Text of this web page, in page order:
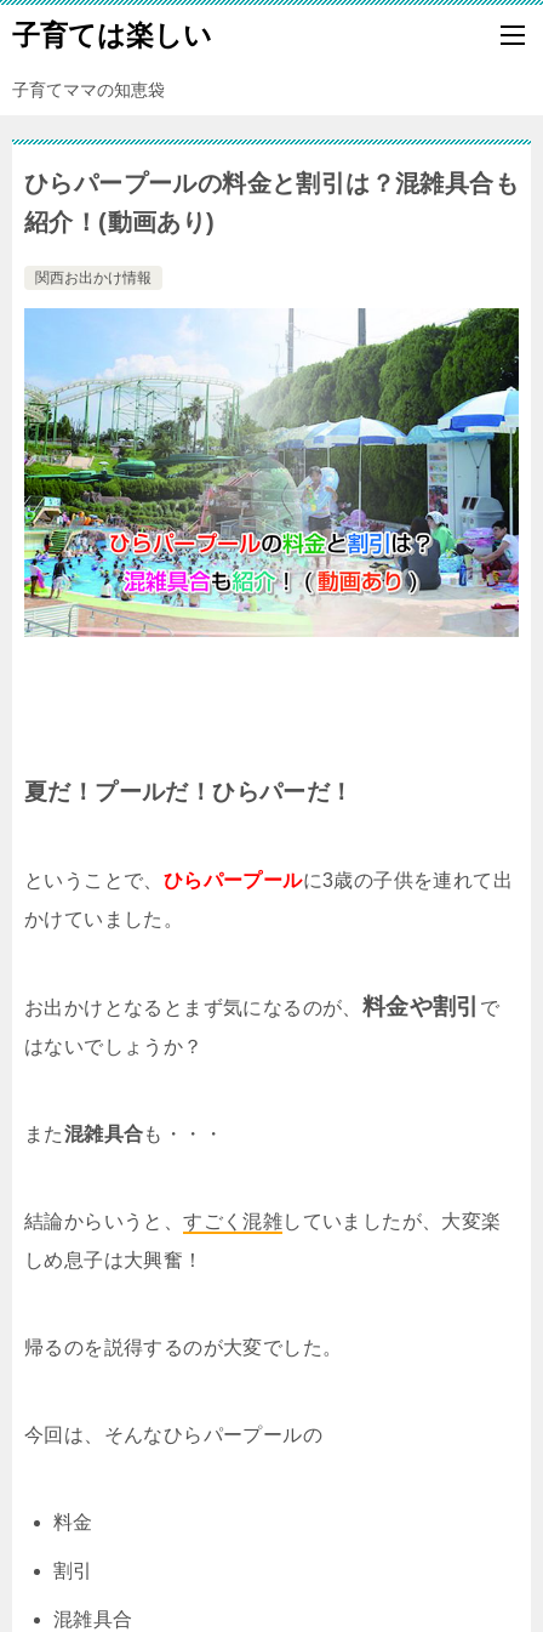
子育ては楽しい
子育てママの知恵袋
ひらパープールの料金と割引は？混雑具合も
紹介！(動画あり)
関西お出かけ情報
夏だ！プールだ！ひらパーだ！
ということで、 ひらパープールに3歳の子供を連れて出
かけていました。
お出かけとなるとまず気になるのが、 料金や割引 で
はないでしょうか？
また混雑具合も・・・
結論からいうと、すごく混雑していましたが、大変楽
しめ息子は大興奮！
帰るのを説得するのが大変でした。
今回は、そんなひらパープールの
料金
割引
混雑具合